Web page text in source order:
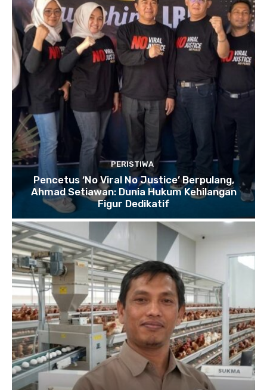
PERISTIWA
Pencetus ‘No Viral No Justice’ Berpulang,
Ahmad Setiawan: Dunia Hukum Kehilangan
Figur Dedikatif